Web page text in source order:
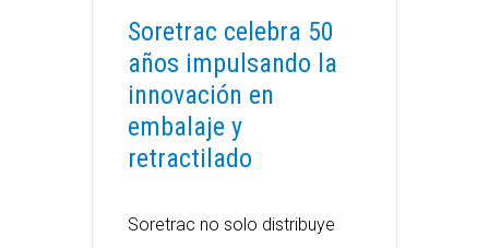
Soretrac celebra 50
años impulsando la
innovación en
embalaje y
retractilado
Soretrac no solo distribuye